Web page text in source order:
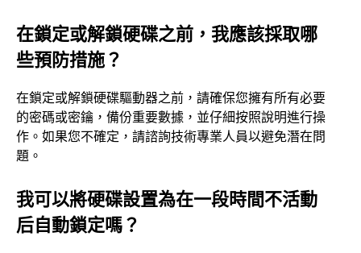
在鎖定或解鎖硬碟之前，我應該採取哪
些預防措施？
在鎖定或解鎖硬碟驅動器之前，請確保您擁有所有必要
的密碼或密鑰，備份重要數據，並仔細按照說明進行操
作。如果您不確定，請諮詢技術專業人員以避免潛在問
題。
我可以將硬碟設置為在一段時間不活動
后自動鎖定嗎？